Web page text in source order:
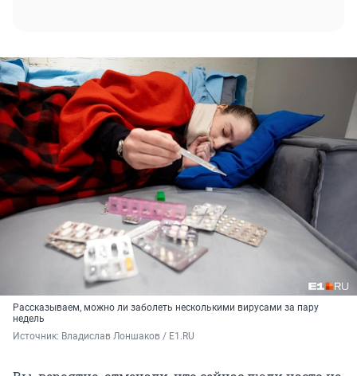
Рассказываем, можно ли заболеть несколькими вирусами за пару
недель
Источник: Владислав Лоншаков / E1.RU